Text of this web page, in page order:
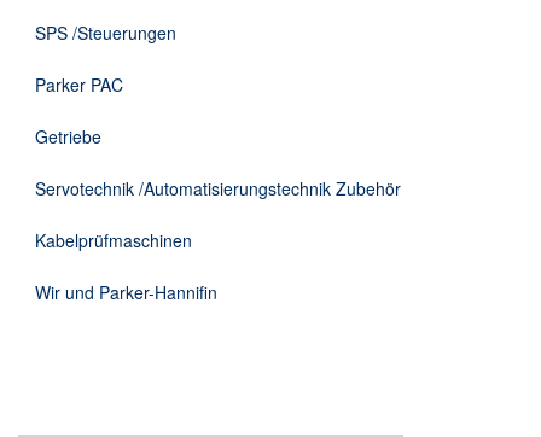
SPS /Steuerungen
Parker PAC
Getriebe
Servotechnik /Automatisierungstechnik Zubehör
Kabelprüfmaschinen
Wir und Parker-Hannifin